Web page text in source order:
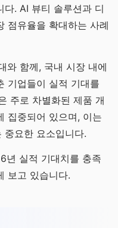
다. AI 뷰티 솔루션과 디
점유율을 확대하는 사례
와 함께, 국내 시장 내에
기업들이 실적 기대를
주로 차별화된 제품 개
집중되어 있으며, 이는
중요한 요소입니다.
년 실적 기대치를 충족
보고 있습니다.